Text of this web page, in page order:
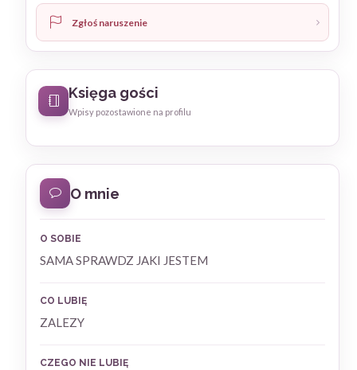
Zgłoś naruszenie
Księga gości
Wpisy pozostawione na profilu
O mnie
O SOBIE
SAMA SPRAWDZ JAKI JESTEM
CO LUBIĘ
ZALEZY
CZEGO NIE LUBIĘ